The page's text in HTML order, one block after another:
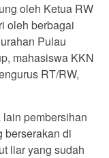
oleh Ketua RW
oleh berbagai
Pulau
mahasiswa KKN
RT/RW,
pembersihan
berserakan di
liar yang sudah